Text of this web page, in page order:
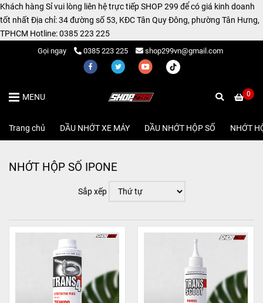
Gọi ngay 0385 223 225 shop299vn@gmail.com
0
MENU
Trang chủ DẦU NHỚT XE MÁY DẦU NHỚT HỘP SỐ NHỚT
NHỚT HỘP SỐ IPONE
Sắp xếp
Khách hàng Sỉ vui lòng liên hệ trực tiếp SHOP 299 để có giá kinh doanh
tốt nhất Địa chỉ: 34 đường số 53, KĐC Tân Quy Đông, phường Tân Hưng,
TPHCM Hotline: 0385 223 225